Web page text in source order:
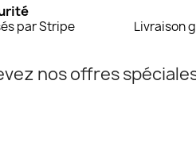
par Stripe
Livraison
nos offres